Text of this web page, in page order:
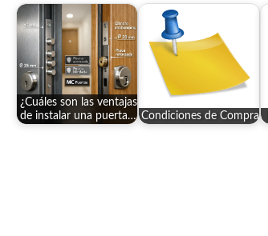
¿Cuáles son las ventajas
de instalar una puerta… Condiciones de Compra